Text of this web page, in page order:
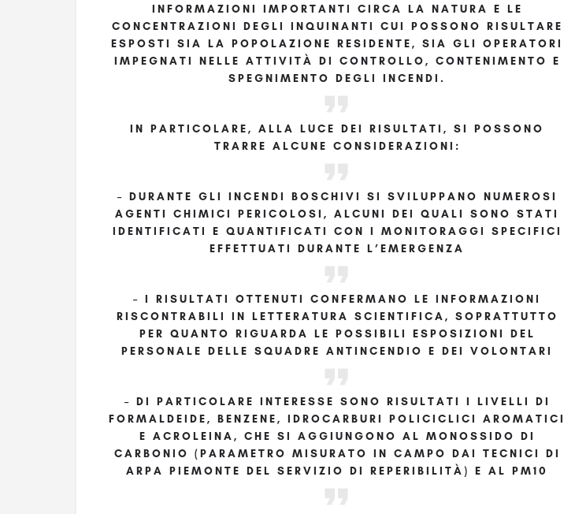
INFORMAZIONI IMPORTANTI CIRCA LA NATURA E LE
CONCENTRAZIONI DEGLI INQUINANTI CUI POSSONO RISULTARE
ESPOSTI SIA LA POPOLAZIONE RESIDENTE, SIA GLI OPERATORI
IMPEGNATI NELLE ATTIVITÀ DI CONTROLLO, CONTENIMENTO E
SPEGNIMENTO DEGLI INCENDI.
IN PARTICOLARE, ALLA LUCE DEI RISULTATI, SI POSSONO
TRARRE ALCUNE CONSIDERAZIONI:
– DURANTE GLI INCENDI BOSCHIVI SI SVILUPPANO NUMEROSI
AGENTI CHIMICI PERICOLOSI, ALCUNI DEI QUALI SONO STATI
IDENTIFICATI E QUANTIFICATI CON I MONITORAGGI SPECIFICI
EFFETTUATI DURANTE L’EMERGENZA
– I RISULTATI OTTENUTI CONFERMANO LE INFORMAZIONI
RISCONTRABILI IN LETTERATURA SCIENTIFICA, SOPRATTUTTO
PER QUANTO RIGUARDA LE POSSIBILI ESPOSIZIONI DEL
PERSONALE DELLE SQUADRE ANTINCENDIO E DEI VOLONTARI
– DI PARTICOLARE INTERESSE SONO RISULTATI I LIVELLI DI
FORMALDEIDE, BENZENE, IDROCARBURI POLICICLICI AROMATICI
E ACROLEINA, CHE SI AGGIUNGONO AL MONOSSIDO DI
CARBONIO (PARAMETRO MISURATO IN CAMPO DAI TECNICI DI
ARPA PIEMONTE DEL SERVIZIO DI REPERIBILITÀ) E AL PM10